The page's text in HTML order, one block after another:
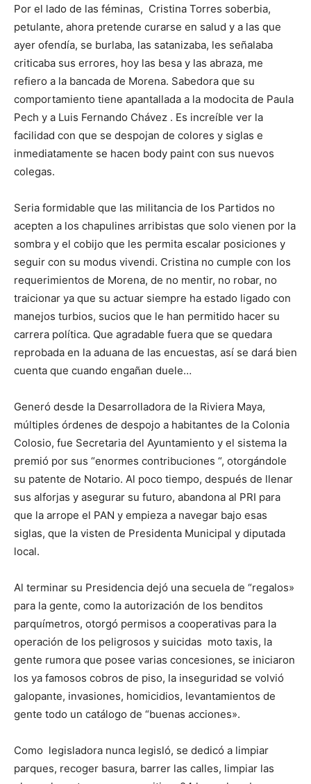
Por el lado de las féminas, Cristina Torres soberbia,
petulante, ahora pretende curarse en salud y a las que
ayer ofendía, se burlaba, las satanizaba, les señalaba
criticaba sus errores, hoy las besa y las abraza, me
refiero a la bancada de Morena. Sabedora que su
comportamiento tiene apantallada a la modocita de Paula
Pech y a Luis Fernando Chávez . Es increíble ver la
facilidad con que se despojan de colores y siglas e
inmediatamente se hacen body paint con sus nuevos
colegas.
Seria formidable que las militancia de los Partidos no
acepten a los chapulines arribistas que solo vienen por la
sombra y el cobijo que les permita escalar posiciones y
seguir con su modus vivendi. Cristina no cumple con los
requerimientos de Morena, de no mentir, no robar, no
traicionar ya que su actuar siempre ha estado ligado con
manejos turbios, sucios que le han permitido hacer su
carrera política. Que agradable fuera que se quedara
reprobada en la aduana de las encuestas, así se dará bien
cuenta que cuando engañan duele…
Generó desde la Desarrolladora de la Riviera Maya,
múltiples órdenes de despojo a habitantes de la Colonia
Colosio, fue Secretaria del Ayuntamiento y el sistema la
premió por sus “enormes contribuciones “, otorgándole
su patente de Notario. Al poco tiempo, después de llenar
sus alforjas y asegurar su futuro, abandona al PRI para
que la arrope el PAN y empieza a navegar bajo esas
siglas, que la visten de Presidenta Municipal y diputada
local.
Al terminar su Presidencia dejó una secuela de “regalos»
para la gente, como la autorización de los benditos
parquímetros, otorgó permisos a cooperativas para la
operación de los peligrosos y suicidas moto taxis, la
gente rumora que posee varias concesiones, se iniciaron
los ya famosos cobros de piso, la inseguridad se volvió
galopante, invasiones, homicidios, levantamientos de
gente todo un catálogo de “buenas acciones».
Como legisladora nunca legisló, se dedicó a limpiar
parques, recoger basura, barrer las calles, limpiar las